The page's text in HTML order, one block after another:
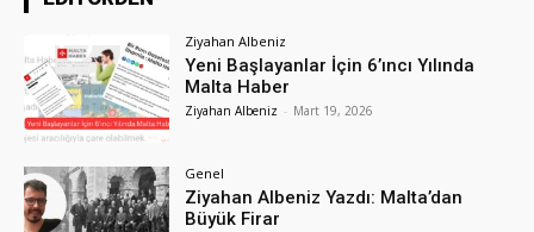
Ziyahan Albeniz
Yeni Başlayanlar İçin 6’ıncı Yılında
Malta Haber
Ziyahan Albeniz - Mart 19, 2026
Genel
Ziyahan Albeniz Yazdı: Malta’dan
Büyük Firar